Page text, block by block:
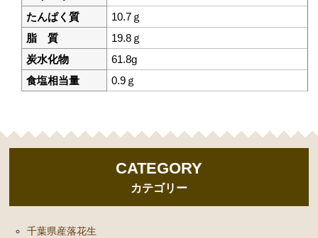
たんぱく質
10.7ｇ
脂 質
19.8ｇ
炭水化物
61.8g
食塩相当量
0.9ｇ
CATEGORY
カテゴリー
千葉県産落花生